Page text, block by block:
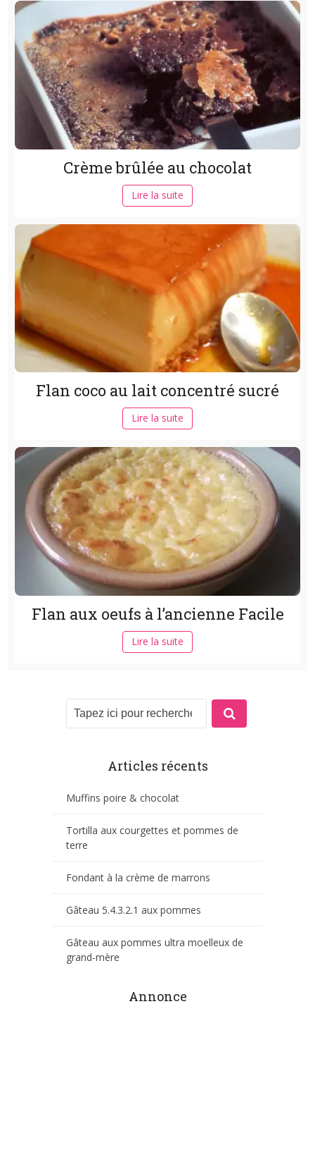
Crème brûlée au chocolat
Lire la suite
Flan coco au lait concentré sucré
Lire la suite
Flan aux oeufs à l’ancienne Facile
Lire la suite
Articles récents
Muffins poire & chocolat
Tortilla aux courgettes et pommes de
terre
Fondant à la crème de marrons
Gâteau 5.4.3.2.1 aux pommes
Gâteau aux pommes ultra moelleux de
grand-mère
Annonce